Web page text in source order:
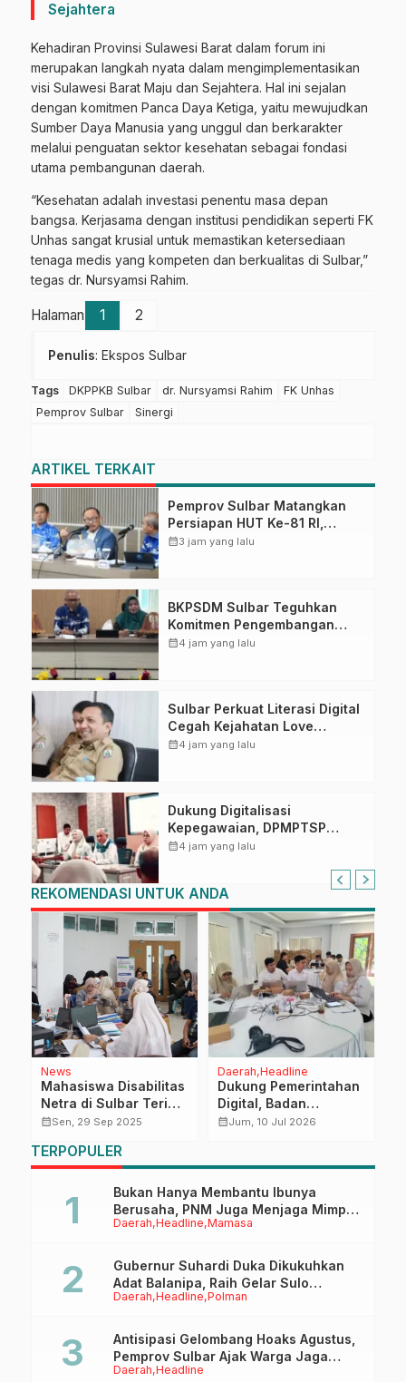
Sejahtera
Kehadiran Provinsi Sulawesi Barat dalam forum ini
merupakan langkah nyata dalam mengimplementasikan
visi Sulawesi Barat Maju dan Sejahtera. Hal ini sejalan
dengan komitmen Panca Daya Ketiga, yaitu mewujudkan
Sumber Daya Manusia yang unggul dan berkarakter
melalui penguatan sektor kesehatan sebagai fondasi
utama pembangunan daerah.
“Kesehatan adalah investasi penentu masa depan
bangsa. Kerjasama dengan institusi pendidikan seperti FK
Unhas sangat krusial untuk memastikan ketersediaan
tenaga medis yang kompeten dan berkualitas di Sulbar,”
tegas dr. Nursyamsi Rahim.
Halaman 1 2
Penulis: Ekspos Sulbar
Tags DKPPKB Sulbar dr. Nursyamsi Rahim
FK Unhas
Pemprov Sulbar
Sinergi
ARTIKEL TERKAIT
Pemprov Sulbar Matangkan
Persiapan HUT Ke-81 RI,
Puncak Upacara di Lapangan
calendar_month3 jam yang lalu
BKPSDM Sulbar Teguhkan
Komitmen Pengembangan
Kompetensi ASN melalui
calendar_month4 jam yang lalu
Sulbar Perkuat Literasi Digital
Cegah Kejahatan Love
Scamming
calendar_month4 jam yang lalu
Dukung Digitalisasi
Kepegawaian, DPMPTSP
Sulbar Siap Terapkan Aplikasi
calendar_month4 jam yang lalu
REKOMENDASI UNTUK ANDA
News
Mahasiswa Disabilitas
Netra di Sulbar Terima
Beasiswa Pemprov
calendar_monthSen, 29 Sep 2025
Daerah Headline
Dukung Pemerintahan
Digital, Badan
Penghubung Sulbar
Arsitektur SPBE
calendar_monthJum, 10 Jul 2026
TERPOPULER
Daerah Headline Mamasa
Bukan Hanya Membantu Ibunya
Berusaha, PNM Juga Menjaga Mimpi
Anaknya Untuk Menggapai Cita-Cita
Daerah Headline Polman
Gubernur Suhardi Duka Dikukuhkan
Adat Balanipa, Raih Gelar Sulo
Tappidena
Daerah Headline
Antisipasi Gelombang Hoaks Agustus,
Pemprov Sulbar Ajak Warga Jaga
Ruang Digital